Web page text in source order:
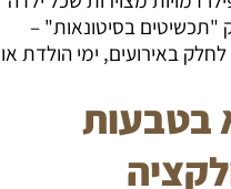
"תכשיטים בסיטונאות" –
באירועים, ימי הולדת או
בטבעות